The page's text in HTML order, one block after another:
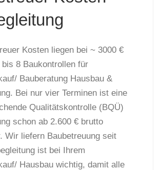
Kosten liegen bei ~ 3000 €
8 Baukontrollen für
Bauberatung Hausbau &
Bei nur vier Terminen ist eine
Qualitätskontrolle (BQÜ)
schon ab 2.600 € brutto
Wir liefern Baubetreuung seit
ist bei Ihrem
Hausbau wichtig, damit alle